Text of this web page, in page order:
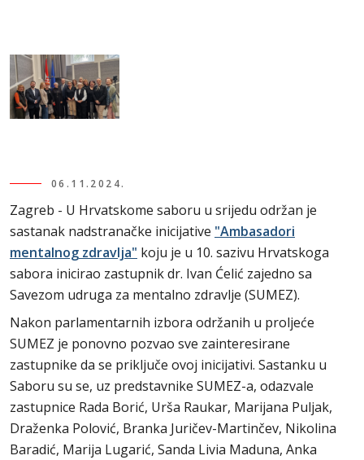
06.11.2024.
Zagreb - U Hrvatskome saboru u srijedu održan je
sastanak nadstranačke inicijative "Ambasadori
mentalnog zdravlja" koju je u 10. sazivu Hrvatskoga
sabora inicirao zastupnik dr. Ivan Ćelić zajedno sa
Savezom udruga za mentalno zdravlje (SUMEZ).
Nakon parlamentarnih izbora održanih u proljeće
SUMEZ je ponovno pozvao sve zainteresirane
zastupnike da se priključe ovoj inicijativi. Sastanku u
Saboru su se, uz predstavnike SUMEZ-a, odazvale
zastupnice Rada Borić, Urša Raukar, Marijana Puljak,
Draženka Polović, Branka Juričev-Martinčev, Nikolina
Baradić, Marija Lugarić, Sanda Livia Maduna, Anka